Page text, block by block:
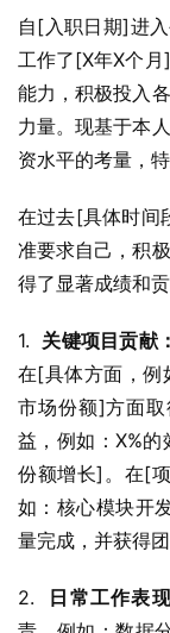
自[入职日期]进
工作了[X年X个
能力，积极投入
力量。现基于本
资水平的考量，
在过去[具体时间
准要求自己，积
得了显著成绩和贡
1. 关键项目贡献：
在[具体方面，例
市场份额]方面
益，例如：X%
份额增长]。在[
如：核心模块开
量完成，并获得
2. 日常工作表